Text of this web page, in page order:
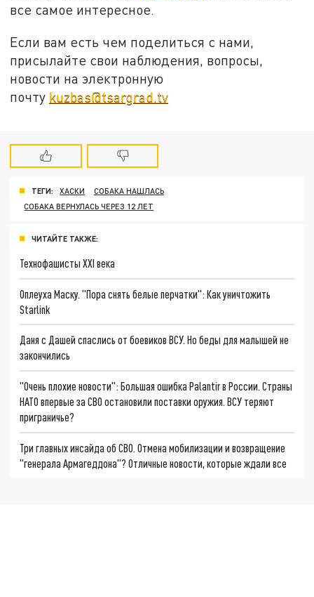
все самое интересное.
Если вам есть чем поделиться с нами,
присылайте свои наблюдения, вопросы,
новости на электронную
почту kuzbas@tsargrad.tv
ТЕГИ: ХАСКИ
СОБАКА НАШЛАСЬ
СОБАКА ВЕРНУЛАСЬ ЧЕРЕЗ 12 ЛЕТ
ЧИТАЙТЕ ТАКЖЕ:
Технофашисты XXI века
Оплеуха Маску. "Пора снять белые перчатки": Как уничтожить
Starlink
Даня с Дашей спаслись от боевиков ВСУ. Но беды для малышей не
закончились
"Очень плохие новости": Большая ошибка Palantir в России. Страны
НАТО впервые за СВО остановили поставки оружия. ВСУ теряют
приграничье?
Три главных инсайда об СВО. Отмена мобилизации и возвращение
"генерала Армагеддона"? Отличные новости, которые ждали все